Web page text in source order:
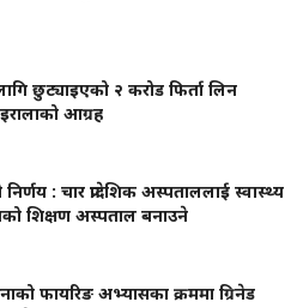
छुट्याइएको २ करोड फिर्ता लिन
आग्रह
: चार प्रादेशिक अस्पताललाई स्वास्थ्य
शिक्षण अस्पताल बनाउने
फायरिङ अभ्यासका क्रममा ग्रिनेड